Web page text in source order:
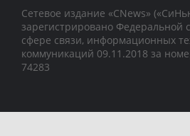
Сетевое издание «CNews»
зарегистрировано Федеральной
сфере связи, информационных
коммуникаций 09.11.2018 за
74283